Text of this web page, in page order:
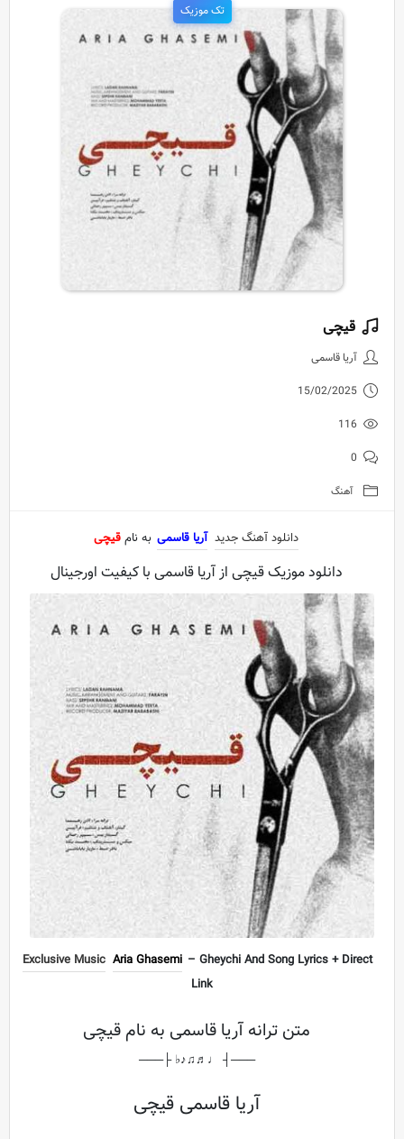
تک موزیک
دانلود آهنگ جدید آریا قاسمی
قیچی
آریا قاسمی
15/02/2025
116
0
آهنگ
دانلود آهنگ جدید آریا قاسمی به نامقیچی
دانلود موزیک قیچی از آریا قاسمی با کیفیت اورجینال
Exclusive Music Aria Ghasemi – Gheychi And Song Lyrics + Direct
Link
متن ترانه آریا قاسمی به نام قیچی
───┤ ♩♬♫♪♭ ├───
آریا قاسمی قیچی